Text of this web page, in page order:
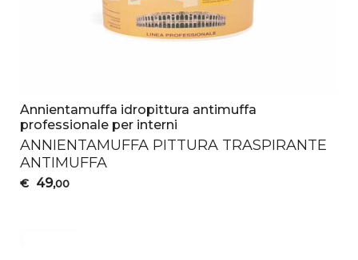
Annientamuffa idropittura antimuffa
professionale per interni
ANNIENTAMUFFA PITTURA TRASPIRANTE
ANTIMUFFA
€ 49,00